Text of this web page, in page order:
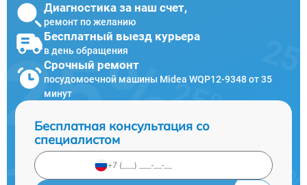
Диагностика за наш счет,
ремонт по желанию
Бесплатный выезд курьера
в день обращения
Срочный ремонт
посудомоечной машины Midea WQP12-9348 от 35
минут
Бесплатная консультация со
специалистом